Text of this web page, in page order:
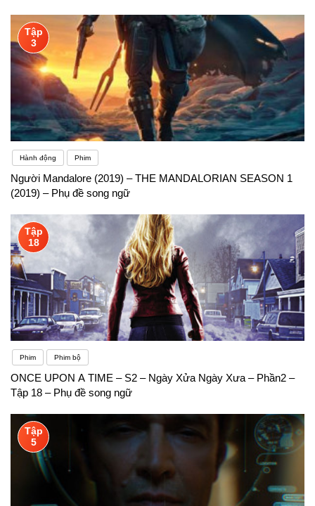
Tập
3
Hành động Phim
Người Mandalore (2019) – THE MANDALORIAN SEASON 1
(2019) – Phụ đề song ngữ
Tập
18
Phim Phim bộ
ONCE UPON A TIME – S2 – Ngày Xửa Ngày Xưa – Phần2 –
Tập 18 – Phụ đề song ngữ
Tập
5